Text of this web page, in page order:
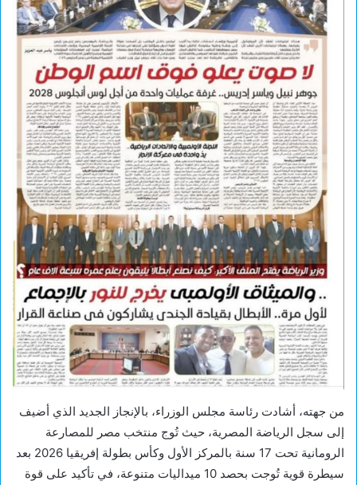
من جهته، أشادت رئاسة مجلس الوزراء، بالإنجاز الجديد الذي أضيف
إلى سجل الرياضة المصرية، حيث تُوج منتخب مصر للمصارعة
الرومانية تحت 17 سنة بالمركز الأول وكأس بطولة إفريقيا 2026 بعد
سيطرة قوية تُوجت بحصد 10 ميداليات متنوعة، في تأكيد على قوة